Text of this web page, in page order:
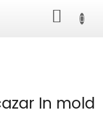
KOŠÍK
In mold